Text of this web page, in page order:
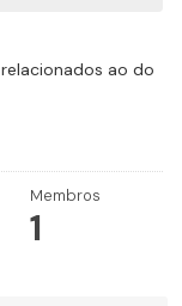
ao do
Membros
1